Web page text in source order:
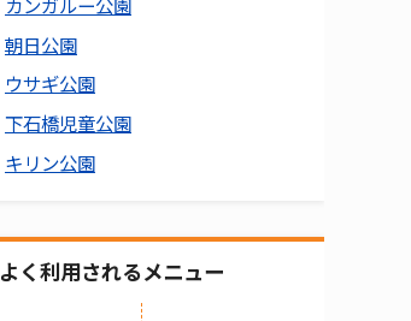
朝日公園
ウサギ公園
下石橋児童公園
キリン公園
よく利用されるメニュー